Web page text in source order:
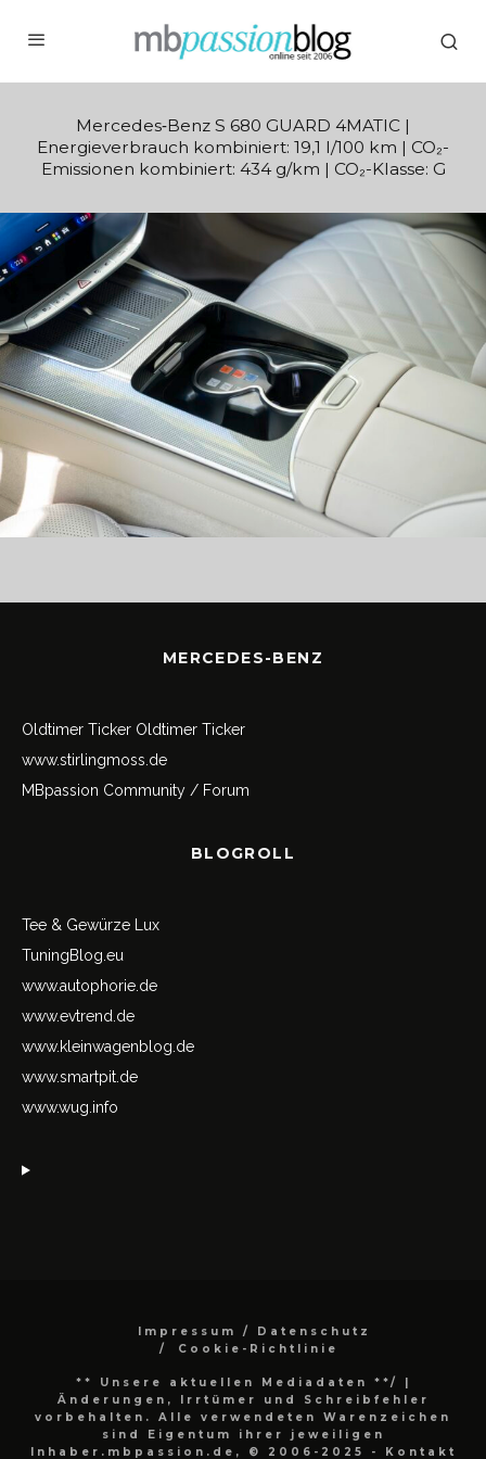
Mercedes‑Benz S 680 GUARD 4MATIC |
Energieverbrauch kombiniert: 19,1 l/100 km | CO₂-
Emissionen kombiniert: 434 g/km | CO₂-Klasse: G
MERCEDES-BENZ
Oldtimer Ticker Oldtimer Ticker
www.stirlingmoss.de
MBpassion Community / Forum
BLOGROLL
Tee & Gewürze Lux
TuningBlog.eu
www.autophorie.de
www.evtrend.de
www.kleinwagenblog.de
www.smartpit.de
www.wug.info
Impressum / Datenschutz
Cookie-Richtlinie
** Unsere aktuellen Mediadaten **/
|
Änderungen, Irrtümer und Schreibfehler
vorbehalten. Alle verwendeten Warenzeichen
sind Eigentum ihrer jeweiligen
Inhaber.mbpassion.de, © 2006-2025 - Kontakt